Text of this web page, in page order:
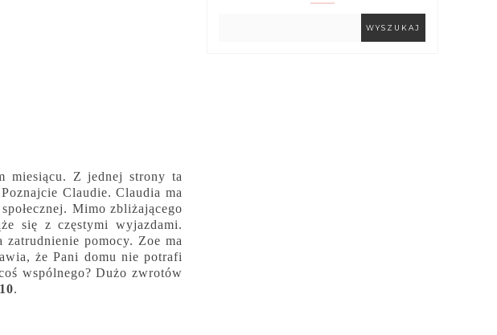
miesiącu. Z jednej strony ta
Claudie. Claudia ma
Mimo zbliżającego
się z częstymi wyjazdami.
pomocy. Zoe ma
że Pani domu nie potrafi
wspólnego? Dużo zwrotów
.